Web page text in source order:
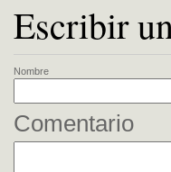
Escribir
Nombre
Comentario